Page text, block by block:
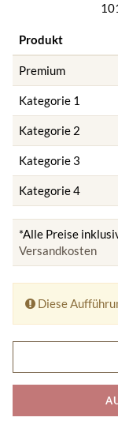
Produkt
Premium
Kategorie 1
Kategorie 2
Kategorie 3
Kategorie 4
*Alle Preise
Versandkosten
Diese